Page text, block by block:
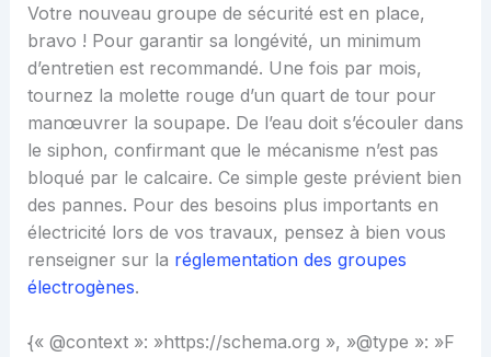
Votre nouveau groupe de sécurité est en place,
bravo ! Pour garantir sa longévité, un minimum
d’entretien est recommandé. Une fois par mois,
tournez la molette rouge d’un quart de tour pour
manœuvrer la soupape. De l’eau doit s’écouler dans
le siphon, confirmant que le mécanisme n’est pas
bloqué par le calcaire. Ce simple geste prévient bien
des pannes. Pour des besoins plus importants en
électricité lors de vos travaux, pensez à bien vous
renseigner sur la réglementation des groupes
électrogènes.
{« @context »: »https://schema.org », »@type »: »F